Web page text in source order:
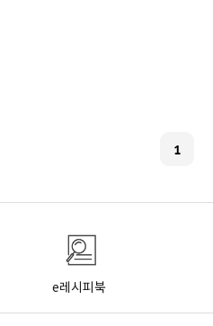
1
e레시피북